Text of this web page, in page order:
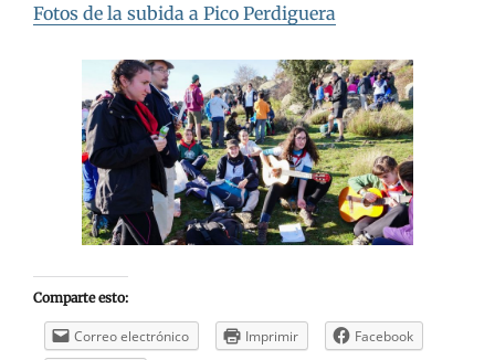
Fotos de la subida a Pico Perdiguera
Comparte esto:
Correo electrónico Imprimir
Facebook